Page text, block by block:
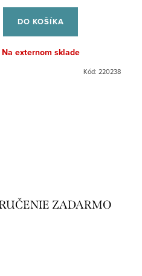
cena:
DO KOŠÍKA
Na externom sklade
Kód:220238
ZADARMO